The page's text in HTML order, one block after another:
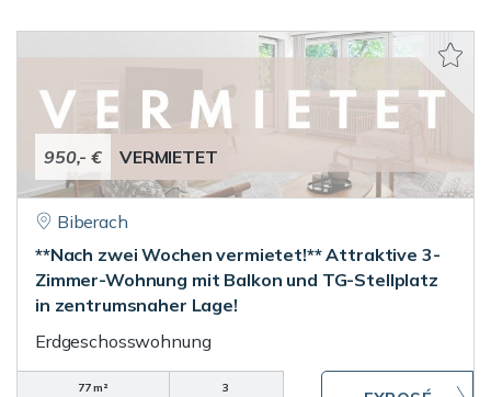
950,- € VERMIETET
Biberach
**Nach zwei Wochen vermietet!** Attraktive 3-
Zimmer-Wohnung mit Balkon und TG-Stellplatz
in zentrumsnaher Lage!
Erdgeschosswohnung
77 m²
3